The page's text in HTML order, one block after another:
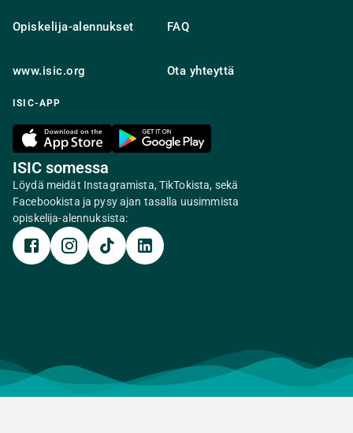
Opiskelija-alennukset
www.isic.org
FAQ
Ota yhteyttä
ISIC-APP
ISIC somessa
Löydä meidät Instagramista, TikTokista, sekä
Facebookista ja pysy ajan tasalla uusimmista
opiskelija-alennuksista: